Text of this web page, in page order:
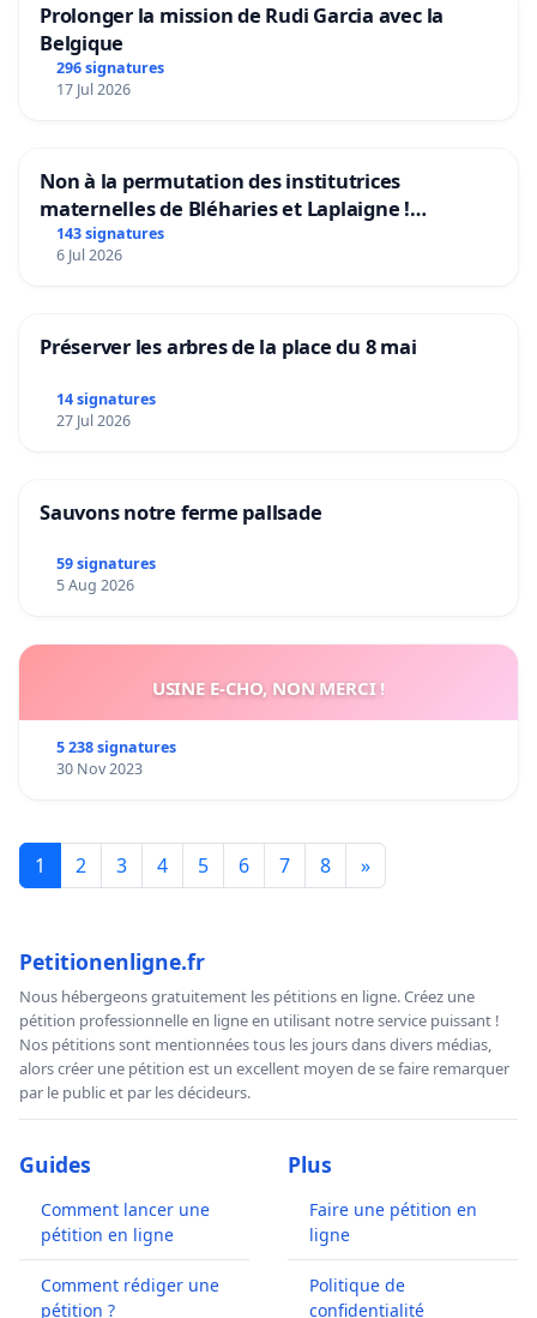
Prolonger la mission de Rudi Garcia avec la
Belgique
296 signatures
17 Jul 2026
Non à la permutation des institutrices
maternelles de Bléharies et Laplaigne !
Préservons la stabilité de nos enfants.
143 signatures
6 Jul 2026
Préserver les arbres de la place du 8 mai
14 signatures
27 Jul 2026
Sauvons notre ferme pallsade
59 signatures
5 Aug 2026
USINE E-CHO, NON MERCI !
5 238 signatures
30 Nov 2023
1 2 3 4 5 6 7 8 »
Petitionenligne.fr
Nous hébergeons gratuitement les pétitions en ligne. Créez une
pétition professionnelle en ligne en utilisant notre service puissant !
Nos pétitions sont mentionnées tous les jours dans divers médias,
alors créer une pétition est un excellent moyen de se faire remarquer
par le public et par les décideurs.
Guides
Comment lancer une
pétition en ligne
Comment rédiger une
pétition ?
Plus
Faire une pétition en
ligne
Politique de
confidentialité